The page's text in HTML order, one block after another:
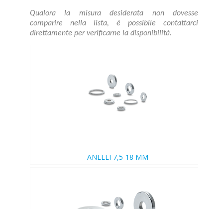
Qualora la misura desiderata non dovesse
comparire nella lista, è possibile contattarci
direttamente per verificarne la disponibilità.
ANELLI 7,5-18 MM